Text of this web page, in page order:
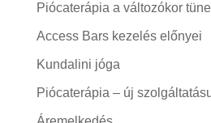
Piócaterápia a változókor
Access Bars kezelés előnyei
Kundalini jóga
Piócaterápia – új